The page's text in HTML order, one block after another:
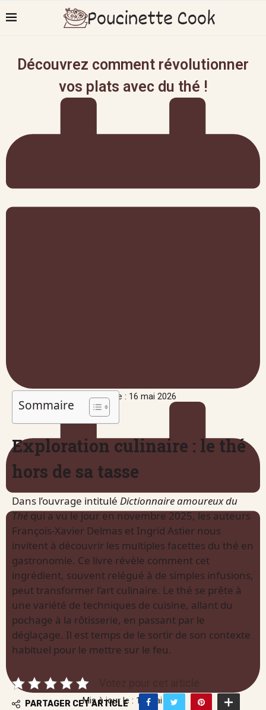
Découvrez comment révolutionner
vos plats avec du thé !
Publié le : 16 mai 2026
Mis à jour le : 16 mai 2026
Sommaire
Exploration culinaire : le thé
hors de sa tasse
Dans l’ouvrage intitulé Dictionnaire amoureux du
Théqui a vu le jour en novembre 2025, les auteurs
François-Xavier Delmas et Ingrid Astier nous
invitent à découvrir les multiples facettes du thé en
gastronomie. Ce livre révèle comment cet
ingrédient, souvent relégué à de simples infusions,
peut transformer l’art culinaire. Le thé se prête à
une variété de techniques de cuisine, allant du
pochage à la rôtisserie, en passant par le
déglaçage. Il est temps de le sortir de son contexte
habituel pour le mettre sur le feu.
Votez pour cet article
PARTAGER CET ARTICLE